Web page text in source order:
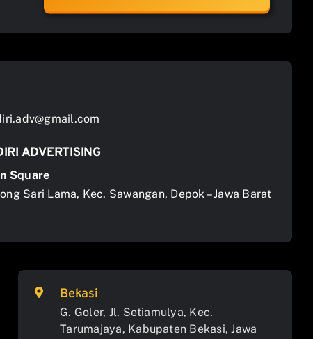
ADVERTISING
Square
Sari Lama, Kec. Sawangan, Depok – Jawa Barat
Bekasi
G. Goler, Jl. Setiamulya, Kec.
Tarumajaya, Kabupaten Bekasi, Jawa